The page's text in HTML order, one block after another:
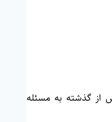
از گذشته به مسئله